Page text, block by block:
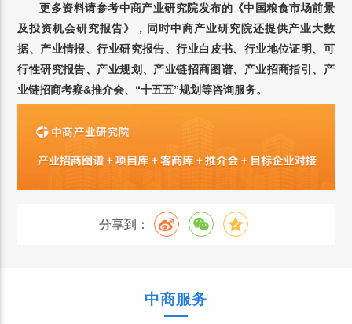
更多资料请参考中商产业研究院发布的 《中国粮食市场前景
及投资机会研究报告》
， 同时中商产业研究院还提供产业大数
据、 产业情报、行业研究报告、行业白皮书、 行业地位证明、 可
行性研究报告、 产业规划、 产业链招商图谱、 产业招商指引、 产
业链招商考察&推介会、 “十五五”规划等咨询服务。
分享到：
中商服务